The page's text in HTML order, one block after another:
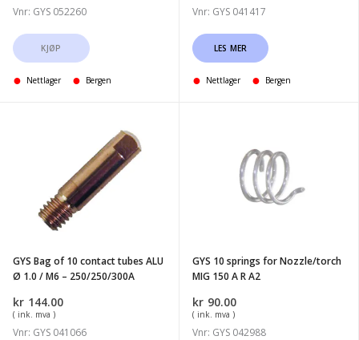
Vnr: GYS 052260
KJØP
Nettlager Bergen
Vnr: GYS 041417
LES MER
Nettlager Bergen
contact
tubes
Ø
/
M6
GYS Bag of 10 contact tubes ALU
Ø 1.0 / M6 – 250/250/300A
kr 144.00
( ink. mva )
Vnr: GYS 041066
Nozzle/torch
A
A2
GYS 10 springs for Nozzle/torch
MIG 150 A R A2
kr 90.00
( ink. mva )
Vnr: GYS 042988